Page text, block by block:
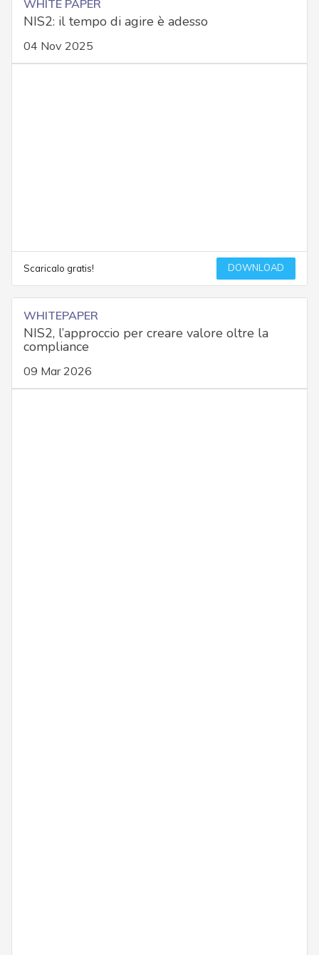
WHITE PAPER
NIS2: il tempo di agire è adesso
04 Nov 2025
Scaricalo gratis! DOWNLOAD
WHITEPAPER
NIS2, l’approccio per creare valore oltre la
compliance
09 Mar 2026